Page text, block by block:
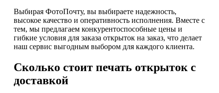
Выбирая ФотоПочту, вы выбираете надежность,
высокое качество и оперативность исполнения. Вместе с
тем, мы предлагаем конкурентоспособные цены и
гибкие условия для заказа открыток на заказ, что делает
наш сервис выгодным выбором для каждого клиента.
Сколько стоит печать открыток с
доставкой